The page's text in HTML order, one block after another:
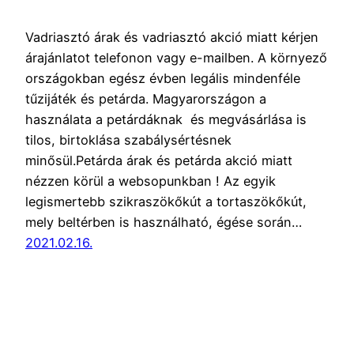
Vadriasztó árak és vadriasztó akció miatt kérjen
árajánlatot telefonon vagy e-mailben. A környező
országokban egész évben legális mindenféle
tűzijáték és petárda. Magyarországon a
használata a petárdáknak és megvásárlása is
tilos, birtoklása szabálysértésnek
minősül.Petárda árak és petárda akció miatt
nézzen körül a websopunkban ! Az egyik
legismertebb szikraszökőkút a tortaszökőkút,
mely beltérben is használható, égése során…
2021.02.16.